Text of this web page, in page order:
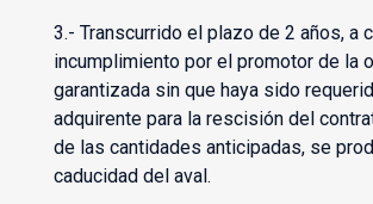
3.- Transcurrido el plazo de 2 años, a
incumplimiento por el promotor de la
garantizada sin que haya sido
adquirente para la rescisión del
de las cantidades anticipadas, se
caducidad del aval.